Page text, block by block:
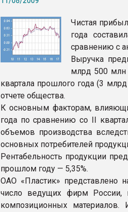
Чистая
года
сравнению с
Выручка
млрд 500 млн
квартала прошлого года (3
отчете общества.
К основным факторам,
года по сравнению со II
объемов производства
основных потребителей
Рентабельность продукции
прошлом году — 5,35%.
ОАО «Пластик» представлено
число ведущих фирм России,
композиционных материалов.